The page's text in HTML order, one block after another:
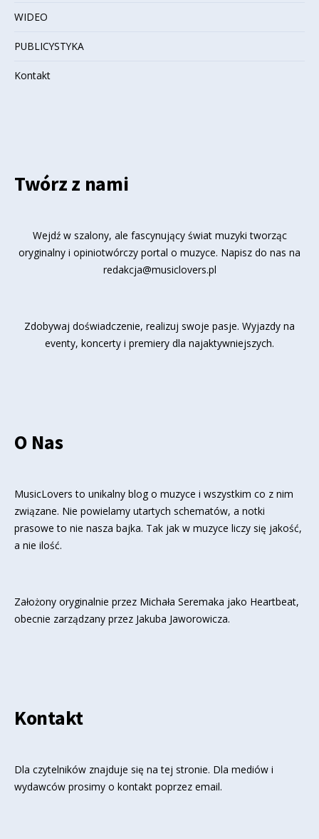
WIDEO
PUBLICYSTYKA
Kontakt
Twórz z nami
Wejdź w szalony, ale fascynujący świat muzyki tworząc
oryginalny i opiniotwórczy portal o muzyce. Napisz do nas na
redakcja@musiclovers.pl
Zdobywaj doświadczenie, realizuj swoje pasje. Wyjazdy na
eventy, koncerty i premiery dla najaktywniejszych.
O Nas
MusicLovers to unikalny blog o muzyce i wszystkim co z nim
związane. Nie powielamy utartych schematów, a notki
prasowe to nie nasza bajka. Tak jak w muzyce liczy się jakość,
a nie ilość.
Założony oryginalnie przez Michała Seremaka jako Heartbeat,
obecnie zarządzany przez Jakuba Jaworowicza.
Kontakt
Dla czytelników znajduje się na tej stronie. Dla mediów i
wydawców prosimy o kontakt poprzez email.